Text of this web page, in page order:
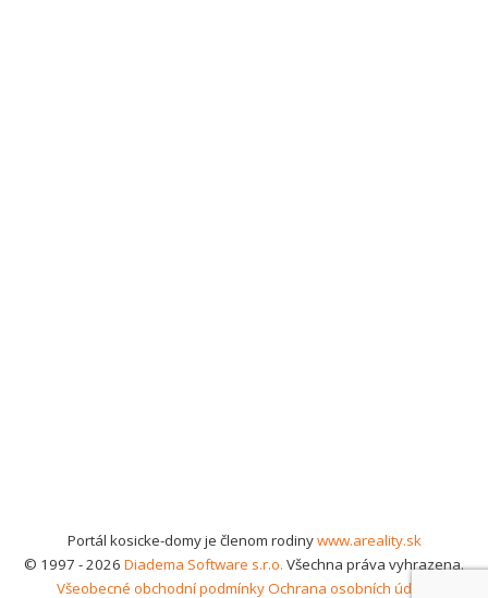
Portál kosicke-domy je členom rodinywww.areality.sk
© 1997 - 2026 Diadema Software s.r.o. Všechna práva vyhrazena.
Všeobecné obchodní podmínkyOchrana osobních údajů